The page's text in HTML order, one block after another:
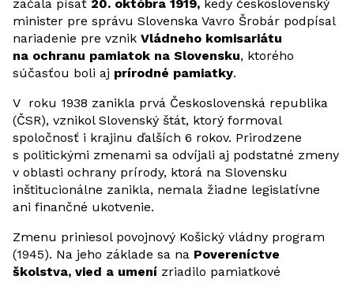
začala písať 20. októbra 1919, kedy československý
minister pre správu Slovenska Vavro Šrobár podpísal
nariadenie pre vznik Vládneho komisariátu
na ochranu pamiatok na Slovensku, ktorého
súčasťou boli aj prírodné pamiatky.
V roku 1938 zanikla prvá Československá republika
(ČSR), vznikol Slovenský štát, ktorý formoval
spoločnosť i krajinu ďalších 6 rokov. Prirodzene
s politickými zmenami sa odvíjali aj podstatné zmeny
v oblasti ochrany prírody, ktorá na Slovensku
inštitucionálne zanikla, nemala žiadne legislatívne
ani finančné ukotvenie.
Zmenu priniesol povojnový Košický vládny program
(1945). Na jeho základe sa na Povereníctve
školstva, vied a umení zriadilo pamiatkové